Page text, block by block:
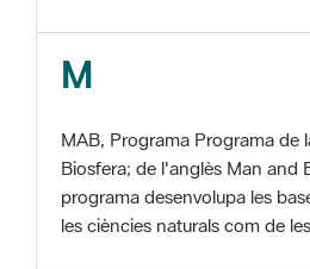
Biosfera; de l'anglès Man and
les ciències naturals com de
P